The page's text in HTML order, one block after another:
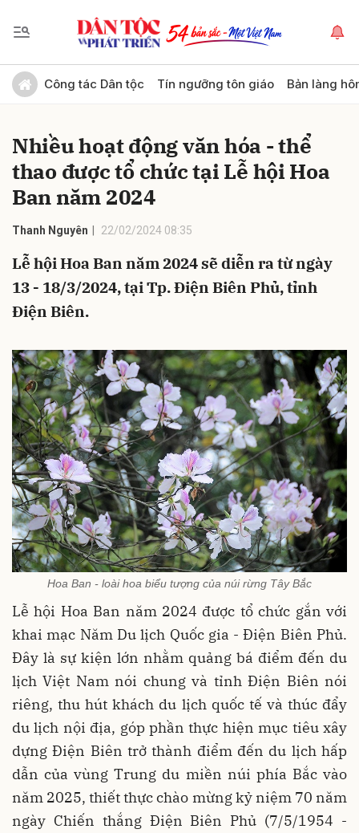
Công tác Dân tộc Tín ngưỡng tôn giáo Bản làng
Nhiều hoạt động văn hóa - thể
thao được tổ chức tại Lễ hội Hoa
Ban năm 2024
Thanh Nguyên 22/02/2024 08:35
Lễ hội Hoa Ban năm 2024 sẽ diễn ra từ ngày
13 - 18/3/2024, tại Tp. Điện Biên Phủ, tỉnh
Điện Biên.
Hoa Ban - loài hoa biểu tượng của núi rừng Tây Bắc
Lễ hội Hoa Ban năm 2024 được tổ chức gắn với
khai mạc Năm Du lịch Quốc gia - Điện Biên Phủ.
Đây là sự kiện lớn nhằm quảng bá điểm đến du
lịch Việt Nam nói chung và tỉnh Điện Biên nói
riêng, thu hút khách du lịch quốc tế và thúc đẩy
du lịch nội địa, góp phần thực hiện mục tiêu xây
dựng Điện Biên trở thành điểm đến du lịch hấp
dẫn của vùng Trung du miền núi phía Bắc vào
năm 2025, thiết thực chào mừng kỷ niệm 70 năm
ngày Chiến thắng Điện Biên Phủ (7/5/1954 -
Gửi bình luận